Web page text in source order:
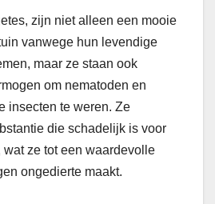
zijn niet alleen een mooie
vanwege hun levendige
maar ze staan ook
om nematoden en
insecten te weren. Ze
die schadelijk is voor
ze tot een waardevolle
ongedierte maakt.